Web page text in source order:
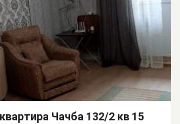
Чачба 132/2 кв 15